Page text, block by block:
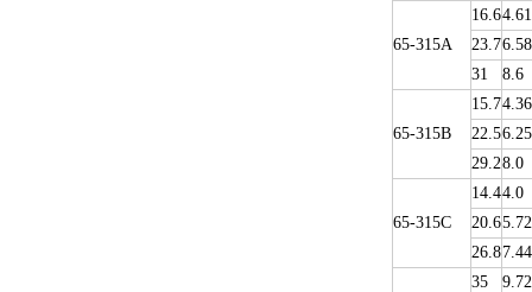
65-315A
16.64.61
23.76.58
31
8.6
65-315B
15.74.36
22.56.25
29.28.0
65-315C
14.44.0
20.65.72
26.87.44
35
9.72